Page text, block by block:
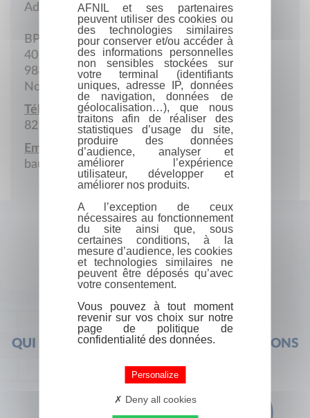
Adresse postale
BP 873
40 Rue Rt1 Nandaï
98870 Bourail
Nouvelle-Calédonie
Téléphone portable :
82 52 47
Email :
bauquetveronique@outlook.fr
QUI SOMMES-NOUS ? FOIRE AUX QUESTIONS
AFNIL et ses partenaires
peuvent utiliser des cookies ou
des technologies similaires
pour conserver et/ou accéder à
des informations personnelles
non sensibles stockées sur
votre terminal (identifiants
uniques, adresse IP, données
de navigation, données de
géolocalisation…), que nous
traitons afin de réaliser des
statistiques d’usage du site,
produire des données
d’audience, analyser et
améliorer l’expérience
utilisateur, développer et
améliorer nos produits.
A l’exception de ceux
nécessaires au fonctionnement
du site ainsi que, sous
certaines conditions, à la
mesure d’audience, les cookies
et technologies similaires ne
peuvent être déposés qu’avec
votre consentement.
Vous pouvez à tout moment
revenir sur vos choix sur notre
page de politique de
confidentialité des données.
Personalize
Deny all cookies